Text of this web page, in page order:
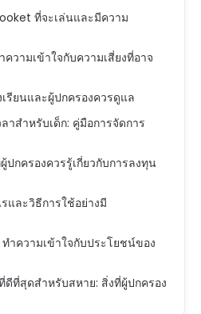
ที่จะเล่นและมีความ
วามเข้าใจกับความเสี่ยงที่อาจ
รียนและผู้ปกครองควรดูแล
าสำหรับเด็ก: คู่มือการจัดการ
กครองควรรู้เกี่ยวกับการลงทุน
และวิธีการใช้อย่างมี
ำความเข้าใจกับประโยชน์ของ
ที่สุดสำหรับสหาย: สิ่งที่ผู้ปกครอง